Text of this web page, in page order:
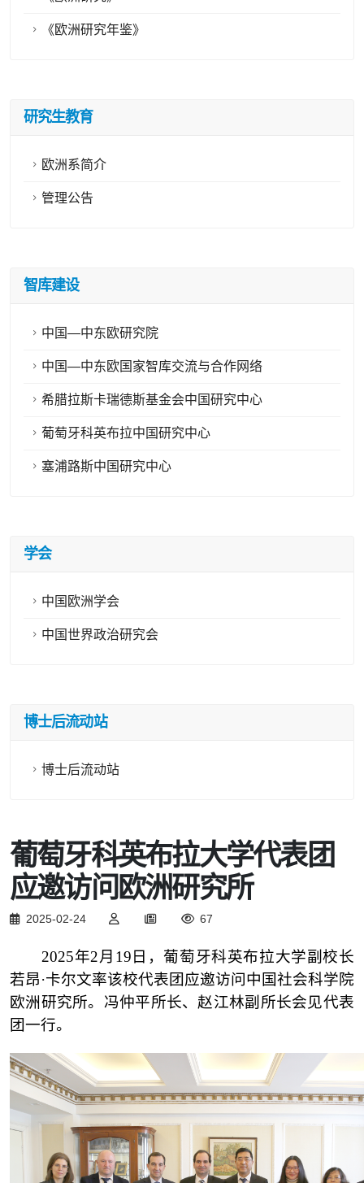
《欧洲研究年鉴》
研究生教育
欧洲系简介
管理公告
智库建设
中国—中东欧研究院
中国—中东欧国家智库交流与合作网络
希腊拉斯卡瑞德斯基金会中国研究中心
葡萄牙科英布拉中国研究中心
塞浦路斯中国研究中心
学会
中国欧洲学会
中国世界政治研究会
博士后流动站
博士后流动站
葡萄牙科英布拉大学代表团
应邀访问欧洲研究所
2025-02-24 67
2025年2月 19 日 ，葡萄牙科英布拉大学副校长
若昂·卡尔文率该校代表团应邀访问中国社会科学院
欧洲研究所。冯仲平所长、赵江林副所长会见代表
团一行。